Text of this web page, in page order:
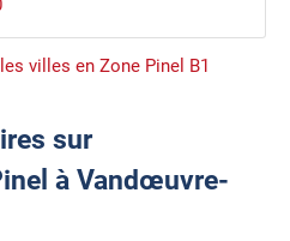
villes en Zone Pinel B1
sur
à Vandœuvre-